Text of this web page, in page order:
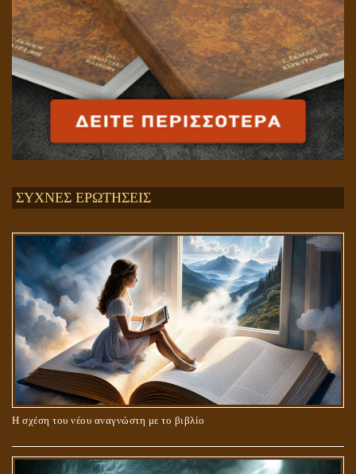
ΣΥΧΝΕΣ ΕΡΩΤΗΣΕΙΣ
Η σχέση του νέου αναγνώστη με το βιβλίο